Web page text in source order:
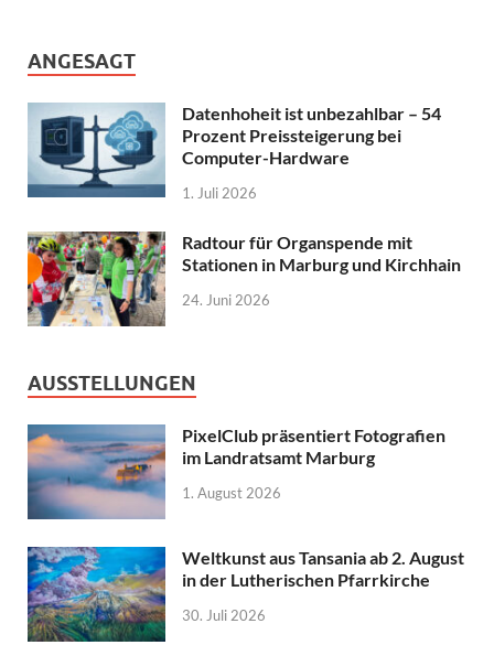
ANGESAGT
Datenhoheit ist unbezahlbar – 54
Prozent Preissteigerung bei
Computer-Hardware
1. Juli 2026
Radtour für Organspende mit
Stationen in Marburg und Kirchhain
24. Juni 2026
AUSSTELLUNGEN
PixelClub präsentiert Fotografien
im Landratsamt Marburg
1. August 2026
Weltkunst aus Tansania ab 2. August
in der Lutherischen Pfarrkirche
30. Juli 2026